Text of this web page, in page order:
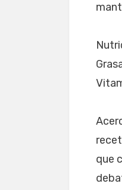
que